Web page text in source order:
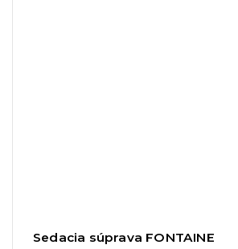
Sedacia súprava FONTAINE